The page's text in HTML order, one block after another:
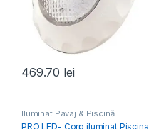
469.70 lei
Iluminat Pavaj & Piscină
PRO LED- Corp iluminat Piscina